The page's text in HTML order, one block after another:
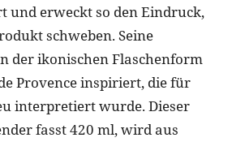
und erweckt so den Eindruck,
schweben. Seine
der ikonischen Flaschenform
Provence inspiriert, die für
interpretiert wurde. Dieser
fasst 420 ml, wird aus